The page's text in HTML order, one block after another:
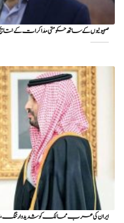
صہیونیوں کے ساتھ حکومتی مذاکرات کے
ایران کی عرب ممالک کو شدید وارننگ،